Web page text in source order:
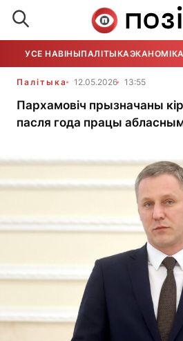
УСЕ НАВІНЫПАЛІТЫКАЭКАНОМІКА
Палітыка 12.05.2026 13:55
Пархамовіч прызначаны
пасля года працы